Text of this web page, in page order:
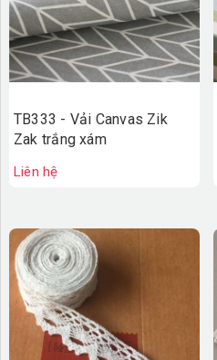
TB333 - Vải Canvas Zik
Zak trắng xám
Liên hệ